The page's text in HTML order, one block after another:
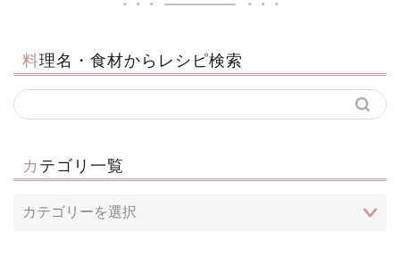
料理名・食材からレシピ検索
カテゴリ一覧